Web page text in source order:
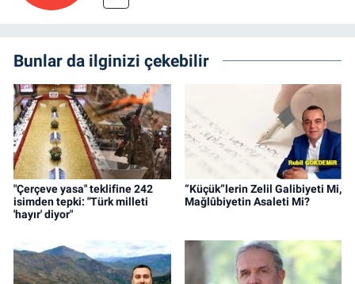
Bunlar da ilginizi çekebilir
"Çerçeve yasa" teklifine 242
isimden tepki: "Türk milleti
'hayır' diyor"
“Küçük”lerin Zelil Galibiyeti Mi,
Mağlûbiyetin Asaleti Mi?